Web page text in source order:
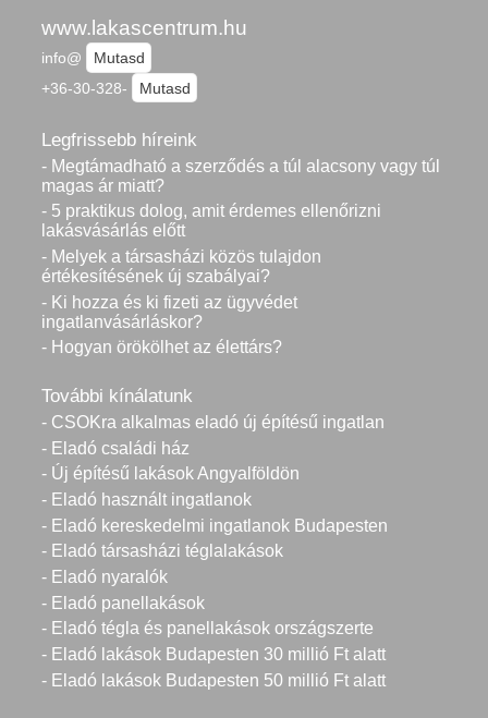
www.lakascentrum.hu
info@
Mutasd
+36-30-328-
Mutasd
Legfrissebb híreink
- Megtámadható a szerződés a túl alacsony vagy túl
magas ár miatt?
- 5 praktikus dolog, amit érdemes ellenőrizni
lakásvásárlás előtt
- Melyek a társasházi közös tulajdon
értékesítésének új szabályai?
- Ki hozza és ki fizeti az ügyvédet
ingatlanvásárláskor?
- Hogyan örökölhet az élettárs?
További kínálatunk
- CSOKra alkalmas eladó új építésű ingatlan
- Eladó családi ház
- Új építésű lakások Angyalföldön
- Eladó használt ingatlanok
- Eladó kereskedelmi ingatlanok Budapesten
- Eladó társasházi téglalakások
- Eladó nyaralók
- Eladó panellakások
- Eladó tégla és panellakások országszerte
- Eladó lakások Budapesten 30 millió Ft alatt
- Eladó lakások Budapesten 50 millió Ft alatt